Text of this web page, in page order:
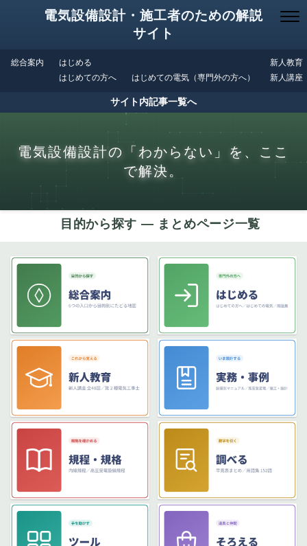
電気設備設計・施工者のための解説
サイト
総合案内
はじめる
はじめての方へ
はじめての電気（専門外の方へ）
新人教育
新人講座
サイト内記事一覧へ
電気設備設計の「わからない」を、ここ
で解決。